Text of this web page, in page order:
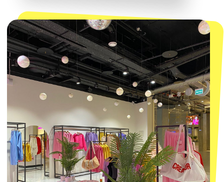
ИП Проворный Алексей Алексеевич
ИНН 667114098580
ОГРНИП 320665800076581
© 2021-2025 Macrocosm ®
Оферта